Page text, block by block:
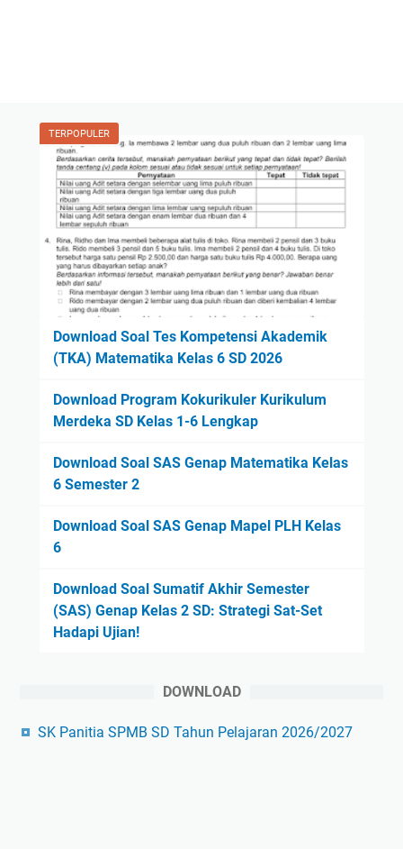
TERPOPULER
Download Soal Tes Kompetensi Akademik
(TKA) Matematika Kelas 6 SD 2026
Download Program Kokurikuler Kurikulum
Merdeka SD Kelas 1-6 Lengkap
Download Soal SAS Genap Matematika Kelas
6 Semester 2
Download Soal SAS Genap Mapel PLH Kelas
6
Download Soal Sumatif Akhir Semester
(SAS) Genap Kelas 2 SD: Strategi Sat-Set
Hadapi Ujian!
DOWNLOAD
SK Panitia SPMB SD Tahun Pelajaran 2026/2027